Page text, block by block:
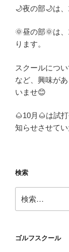
🌙夜の部🌙は、
🌞昼の部🌞は
ります。
スクールにつ
など、興味が
いませ😊
🌰10月🌰は試
知らせさせて
検索
索:
ゴルフスクール